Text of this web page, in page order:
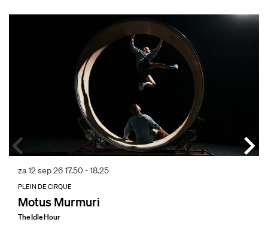
Motus Murmuri
The Idle Hour
PLEIN DE CIRQUE
za 12 sep 2617.50 - 18.25